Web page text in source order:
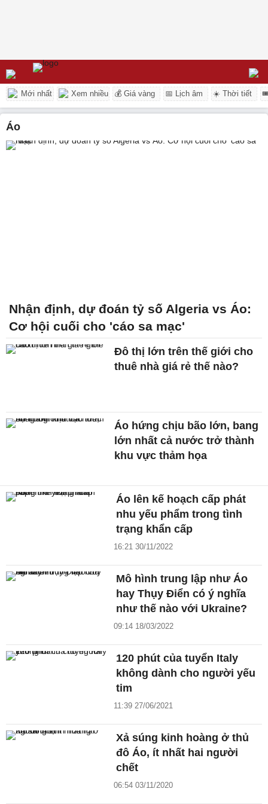
Mới nhất Xem nhiều 💰 Giá vàng 📅 Lịch âm ☀️ Thời tiết
Áo
Nhận định, dự đoán tỷ số Algeria vs Áo:
Cơ hội cuối cho 'cáo sa mạc'
Đô thị lớn trên thế giới cho
thuê nhà giá rẻ thế nào?
Áo hứng chịu bão lớn, bang
lớn nhất cả nước trở thành
khu vực thảm họa
Áo lên kế hoạch cấp phát
nhu yếu phẩm trong tình
trạng khẩn cấp
16:21 30/11/2022
Mô hình trung lập như Áo
hay Thụy Điển có ý nghĩa
như thế nào với Ukraine?
09:14 18/03/2022
120 phút của tuyển Italy
không dành cho người yếu
tim
11:39 27/06/2021
Xả súng kinh hoàng ở thủ
đô Áo, ít nhất hai người
chết
06:54 03/11/2020